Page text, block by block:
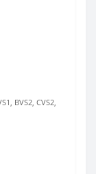
BVS2, CVS2,